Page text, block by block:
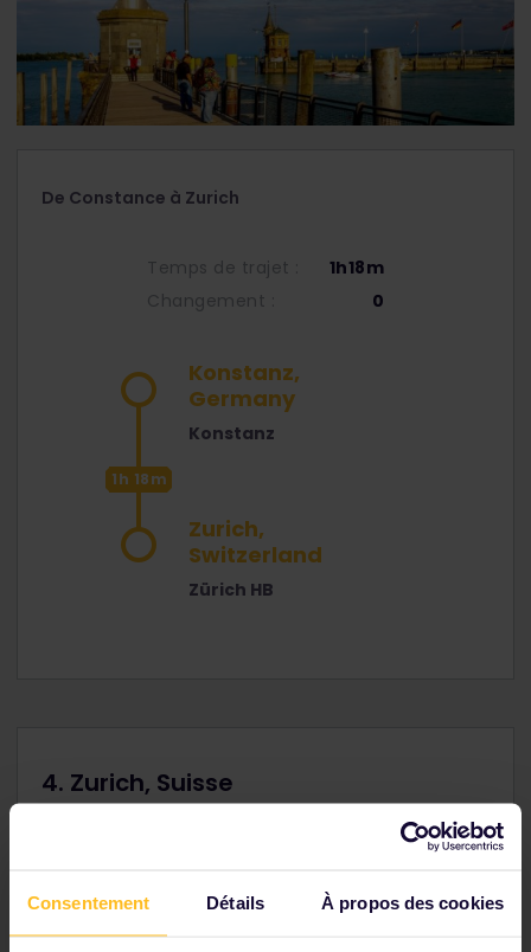
Consentement Détails À propos des cookies
De Constance à Zurich
Temps de trajet :
1h18m
Changement :
0
Konstanz,
Germany
Konstanz
1h 18m
Zurich,
Switzerland
Zürich HB
4. Zurich, Suisse
des villes les plus accueillantes au monde, où l'univers
lisse des banquiers côtoie une culture alternative
Prenez le temps d'explorer les lieux à pied : des